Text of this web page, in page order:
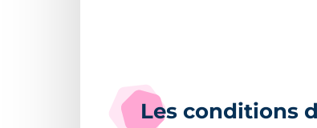
Les conditions